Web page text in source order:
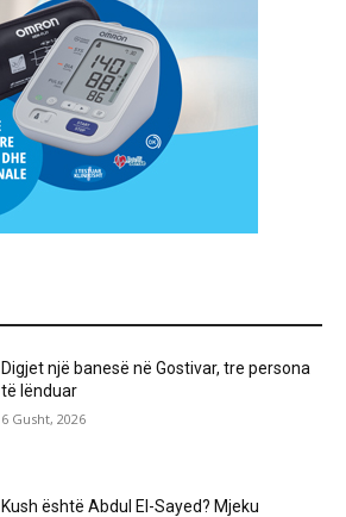
Digjet një banesë në Gostivar, tre persona
të lënduar
6 Gusht, 2026
Kush është Abdul El-Sayed? Mjeku